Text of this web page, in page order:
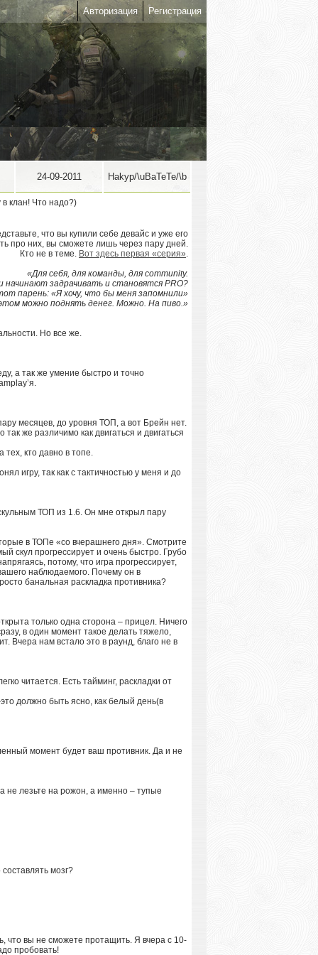
Авторизация Регистрация
24-09-2011 Hakyp/\uBaTeTe/\b
что вы купили себе девайс и уже его
про них, вы сможете лишь через пару дней.
Кто не в теме. Вот здесь первая «серия».
«Для себя, для команды, для community.
начинают задрачивать и становятся PRO?
парень: «Я хочу, что бы меня запомнили»
можно поднять денег. Можно. На пиво.»
Но все же.
а так же умение быстро и точно
месяцев, до уровня ТОП, а вот Брейн нет.
же различимо как двигаться и двигаться
кто давно в топе.
игру, так как с тактичностью у меня и до
ТОП из 1.6. Он мне открыл пару
в ТОПе «со вчерашнего дня». Смотрите
скул прогрессирует и очень быстро. Грубо
потому, что игра прогрессирует,
наблюдаемого. Почему он в
банальная раскладка противника?
только одна сторона – прицел. Ничего
в один момент такое делать тяжело,
Вчера нам встало это в раунд, благо не в
читается. Есть тайминг, раскладки от
должно быть ясно, как белый день(в
момент будет ваш противник. Да и не
не лезьте на рожон, а именно – тупые
мозг?
что вы не сможете протащить. Я вчера с 10-
пробовать!